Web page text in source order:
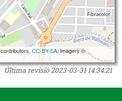
contributors, CC-BY-SA, Imagery ©
Última revisió2023-03-31 14:34:21